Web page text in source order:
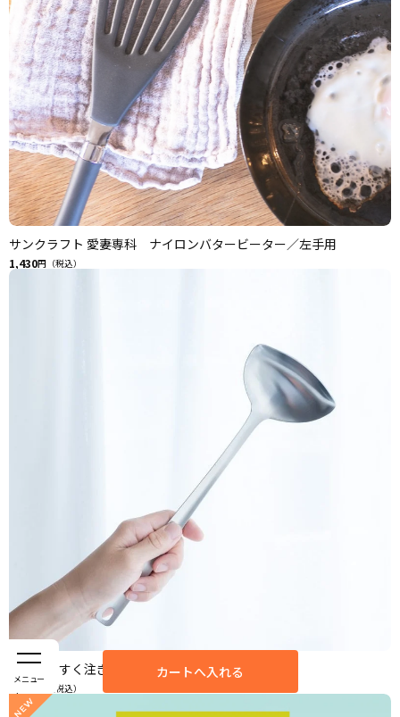
メニュー
サンクラフト 愛妻専科 ナイロンバタービーター／左手用
1,430円（税込）
すくいやすく注ぎやすいレードル／左右兼用
2,090 円（税込）
カートへ入れる